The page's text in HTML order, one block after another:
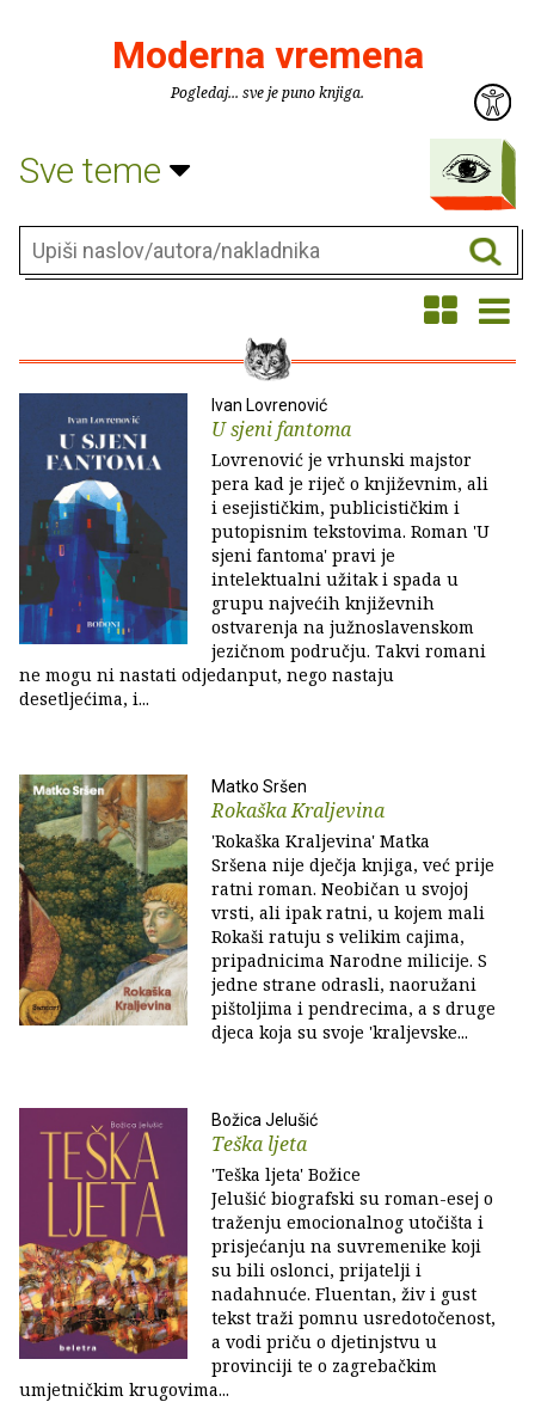
Moderna vremena
Pogledaj... sve je puno knjiga.
Sve teme
Ivan Lovrenović
U sjeni fantoma
Lovrenović je vrhunski majstor
pera kad je riječ o književnim, ali
i esejističkim, publicističkim i
putopisnim tekstovima. Roman 'U
sjeni fantoma' pravi je
intelektualni užitak i spada u
grupu najvećih književnih
ostvarenja na južnoslavenskom
jezičnom području. Takvi romani
ne mogu ni nastati odjedanput, nego nastaju
desetljećima, i...
Matko Sršen
Rokaška Kraljevina
'Rokaška Kraljevina' Matka
Sršena nije dječja knjiga, već prije
ratni roman. Neobičan u svojoj
vrsti, ali ipak ratni, u kojem mali
Rokaši ratuju s velikim cajima,
pripadnicima Narodne milicije. S
jedne strane odrasli, naoružani
pištoljima i pendrecima, a s druge
djeca koja su svoje 'kraljevske...
Božica Jelušić
Teška ljeta
'Teška ljeta' Božice
Jelušić biografski su roman-esej o
traženju emocionalnog utočišta i
prisjećanju na suvremenike koji
su bili oslonci, prijatelji i
nadahnuće. Fluentan, živ i gust
tekst traži pomnu usredotočenost,
a vodi priču o djetinjstvu u
provinciji te o zagrebačkim
umjetničkim krugovima...